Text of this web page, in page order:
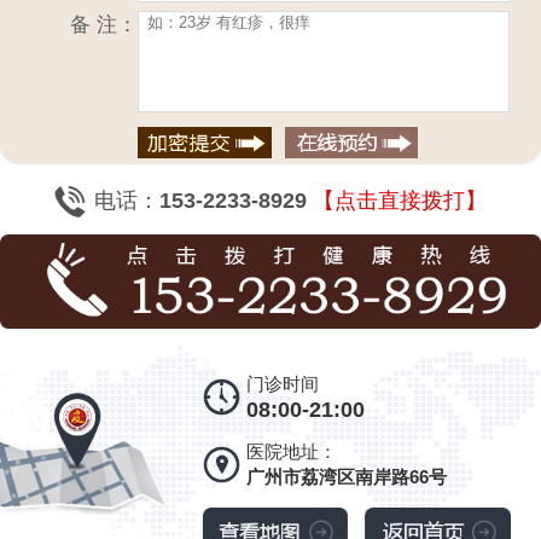
备 注：
电话： 153-2233-8929 【点击直接拨打】
门诊时间
08:00-21:00
医院地址：
广州市荔湾区南岸路66号